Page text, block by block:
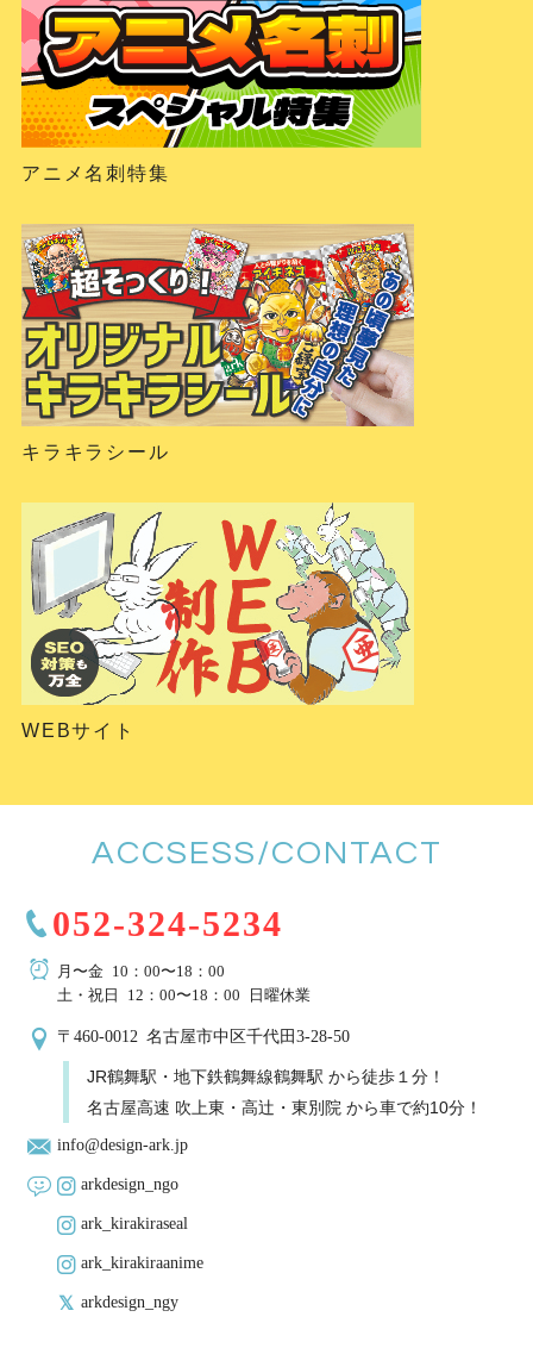
アニメ名刺特集
キラキラシール
WEBサイト
ACCSESS/CONTACT
052-324-5234
月〜金 10：00〜18：00
土・祝日 12：00〜18：00 日曜休業
〒460-0012 名古屋市中区千代田3-28-50
JR鶴舞駅・地下鉄鶴舞線鶴舞駅 から徒歩１分！
名古屋高速 吹上東・高辻・東別院 から車で約10分！
info@design-ark.jp
arkdesign_ngo
ark_kirakiraseal
ark_kirakiraanime
arkdesign_ngy